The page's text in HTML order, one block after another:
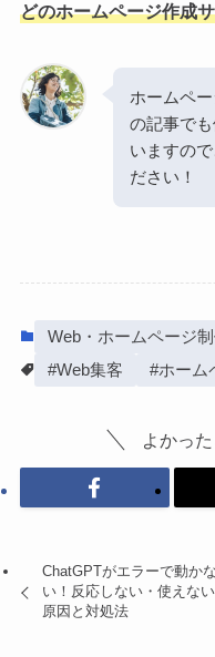
どのホームページ作成
ホームペ
の記事で
いますの
ださい！
Web・ホームページ
#Web集客
#ホーム
よかっ
ChatGPTがエラーで動かな
い！反応しない・使えない
原因と対処法